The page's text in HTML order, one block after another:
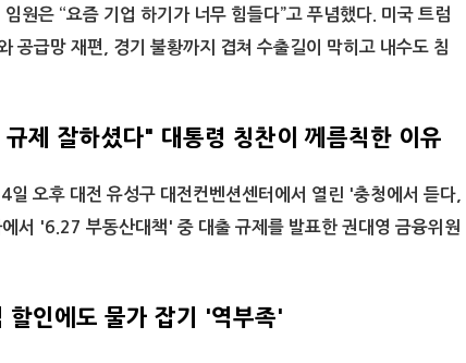
원은 “요즘 기업 하기가 너무 힘들다”고 푸념했다. 미국 트럼
공급망 재편, 경기 불황까지 겹쳐 수출길이 막히고 내수도 침
제 잘하셨다" 대통령 칭찬이 께름칙한 이유
일 오후 대전 유성구 대전컨벤션센터에서 열린 '충청에서 듣다,
서 '6.27 부동산대책' 중 대출 규제를 발표한 권대영 금융위원
할인에도 물가 잡기 '역부족'